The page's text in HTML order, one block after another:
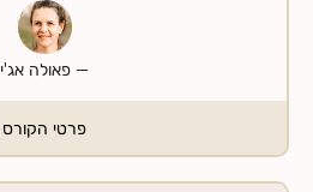
— פאולה אג'י
פרטי הקורס